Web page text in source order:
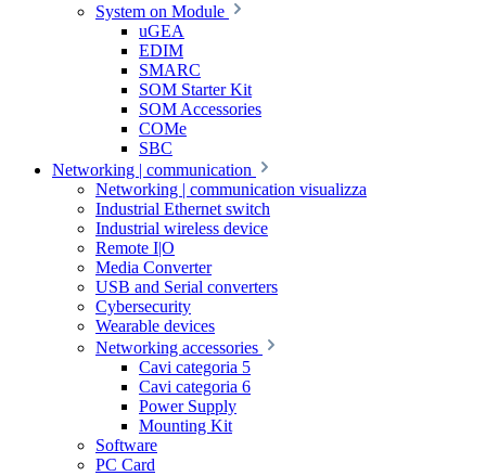
System on Module
uGEA
EDIM
SMARC
SOM Starter Kit
SOM Accessories
COMe
SBC
Networking | communication
Networking | communication visualizza
Industrial Ethernet switch
Industrial wireless device
Remote I|O
Media Converter
USB and Serial converters
Cybersecurity
Wearable devices
Networking accessories
Cavi categoria 5
Cavi categoria 6
Power Supply
Mounting Kit
Software
PC Card